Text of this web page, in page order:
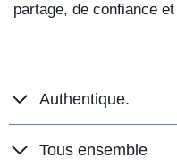
partage, de confiance
Authentique.
Tous ensemble